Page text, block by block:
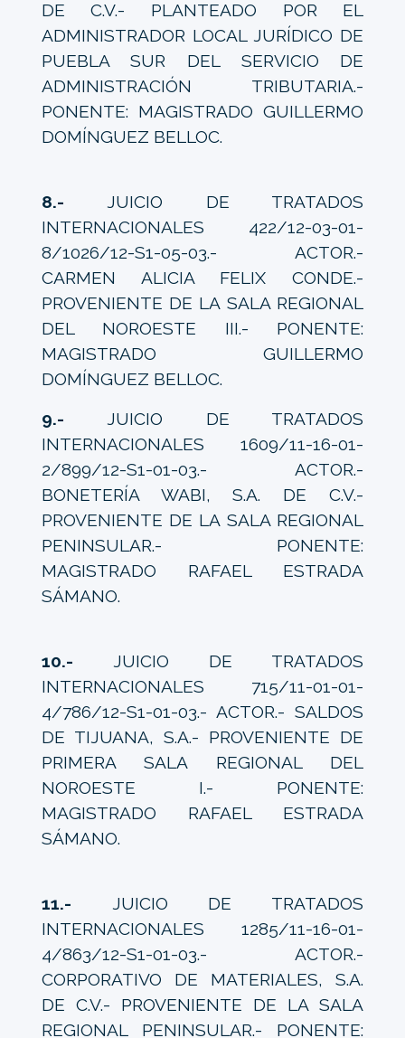
DE C.V.- PLANTEADO POR EL
ADMINISTRADOR LOCAL JURÍDICO DE
PUEBLA SUR DEL SERVICIO DE
ADMINISTRACIÓN TRIBUTARIA.-
PONENTE: MAGISTRADO GUILLERMO
DOMÍNGUEZ BELLOC.
8.- JUICIO DE TRATADOS
INTERNACIONALES 422/12-03-01-
8/1026/12-S1-05-03.- ACTOR.-
CARMEN ALICIA FELIX CONDE.-
PROVENIENTE DE LA SALA REGIONAL
DEL NOROESTE III.- PONENTE:
MAGISTRADO GUILLERMO
DOMÍNGUEZ BELLOC.
9.- JUICIO DE TRATADOS
INTERNACIONALES 1609/11-16-01-
2/899/12-S1-01-03.- ACTOR.-
BONETERÍA WABI, S.A. DE C.V.-
PROVENIENTE DE LA SALA REGIONAL
PENINSULAR.- PONENTE:
MAGISTRADO RAFAEL ESTRADA
SÁMANO.
10.- JUICIO DE TRATADOS
INTERNACIONALES 715/11-01-01-
4/786/12-S1-01-03.- ACTOR.- SALDOS
DE TIJUANA, S.A.- PROVENIENTE DE
PRIMERA SALA REGIONAL DEL
NOROESTE I.- PONENTE:
MAGISTRADO RAFAEL ESTRADA
SÁMANO.
11.- JUICIO DE TRATADOS
INTERNACIONALES 1285/11-16-01-
4/863/12-S1-01-03.- ACTOR.-
CORPORATIVO DE MATERIALES, S.A.
DE C.V.- PROVENIENTE DE LA SALA
REGIONAL PENINSULAR.- PONENTE: